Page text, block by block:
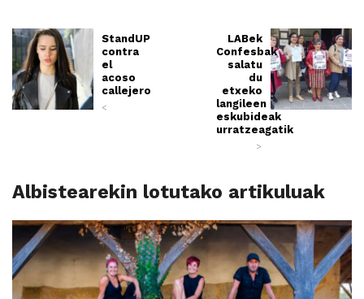
StandUP
contra
el
acoso
callejero
<
LABek
Confesbak
salatu
du
etxeko
langileen
eskubideak
urratzeagatik
>
Albistearekin lotutako artikuluak